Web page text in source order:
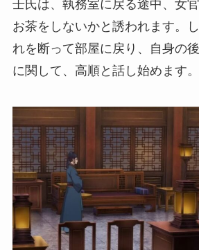
壬氏は、執務室に戻る途中、女
お茶をしないかと誘われます。
れを断って部屋に戻り、自身の
に関して、高順と話し始めます。